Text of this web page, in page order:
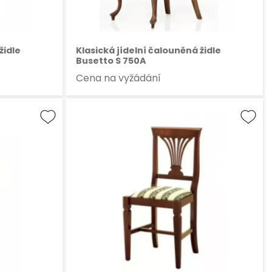
Klasická jídelní čalouněná židle
Busetto S 750A
Cena na vyžádání